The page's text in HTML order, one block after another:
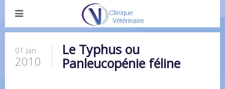
01 Jan
2010
Le Typhus ou
Panleucopénie féline